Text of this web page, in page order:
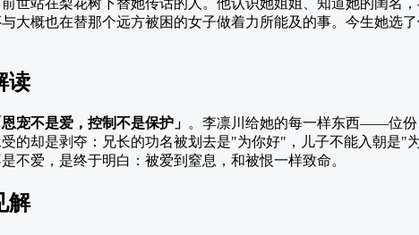
大概也在替那个远方被困的女子做着力所能及的事。今生她选
读
恩宠不是爱，控制不是保护」 。李凛川给她的每一样东西——位
的却是剥夺：兄长的功名被划去是"为你好"，儿子不能入朝是"
不爱，是终于明白：被爱到窒息，和被恨一样致命。
解